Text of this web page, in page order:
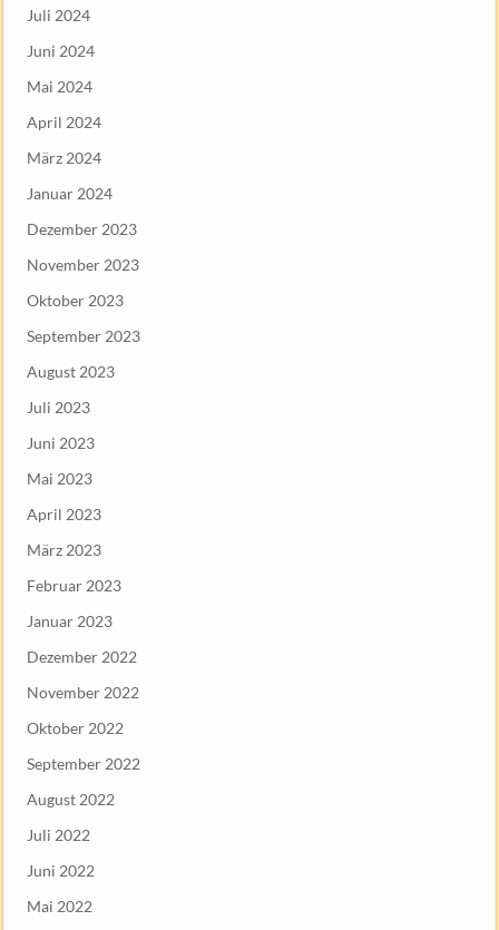
Juli 2024
Juni 2024
Mai 2024
April 2024
März 2024
Januar 2024
Dezember 2023
November 2023
Oktober 2023
September 2023
August 2023
Juli 2023
Juni 2023
Mai 2023
April 2023
März 2023
Februar 2023
Januar 2023
Dezember 2022
November 2022
Oktober 2022
September 2022
August 2022
Juli 2022
Juni 2022
Mai 2022